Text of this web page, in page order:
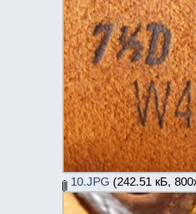
10.JPG (242.51 кБ,